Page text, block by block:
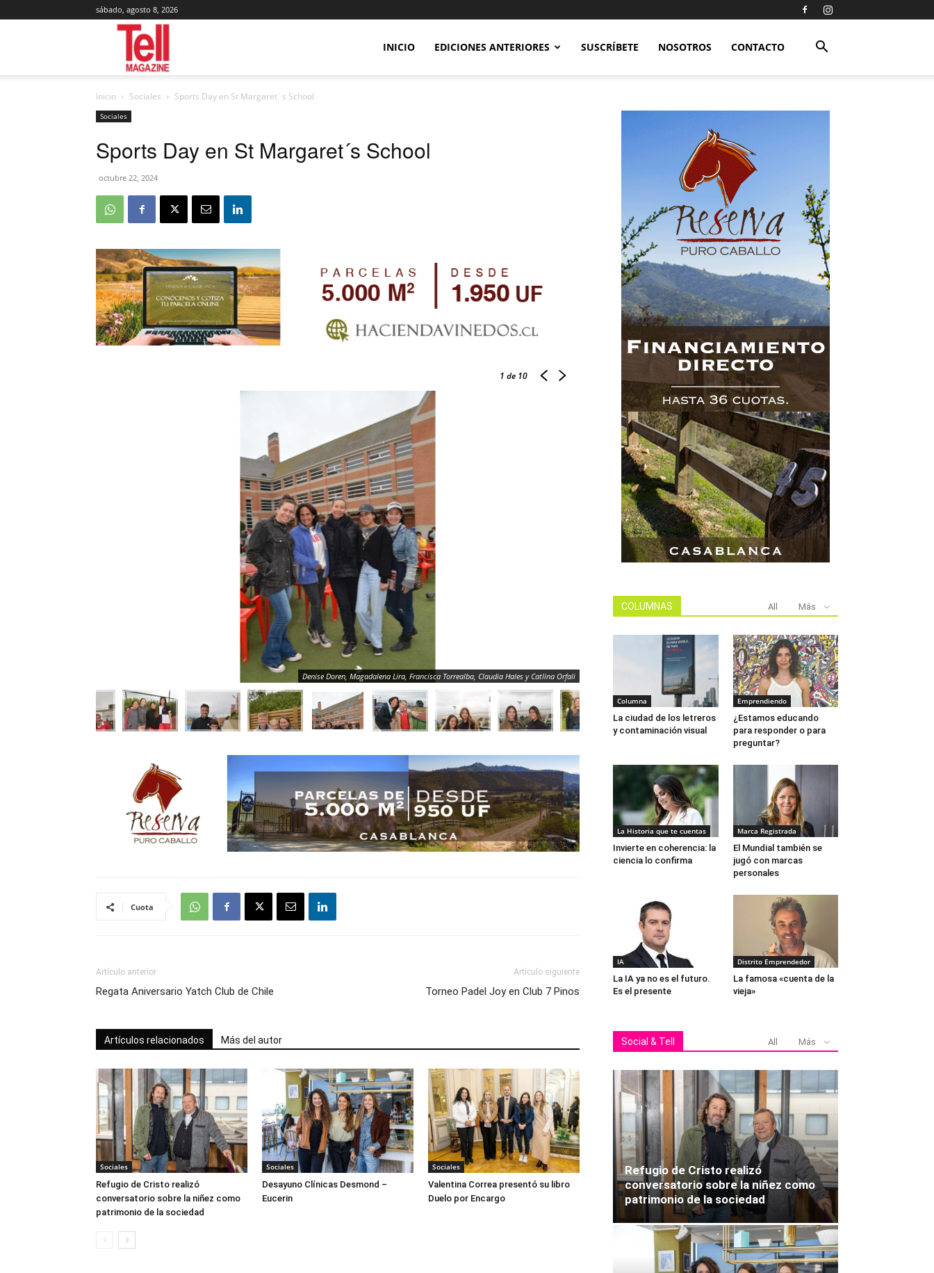
sábado, agosto 8, 2026
Magazine
INICIO EDICIONES ANTERIORES SUSCRÍBETE NOSOTROS CONTACTO
Inicio Sociales Sports Day en St Margaret´s School
Sociales
Sports Day en St Margaret´s School
octubre 22, 2024
1 de 10
Denise Doren, Magadalena Lira, Francisca Torrealba, Claudia Hales y Catlina Orfali
Cuota
Artículo anterior
Regata Aniversario Yatch Club de Chile
Artículo siguiente
Torneo Padel Joy en Club 7 Pinos
Artículos relacionados Más del autor
Sociales
Refugio de Cristo realizó
conversatorio sobre la niñez como
patrimonio de la sociedad
Sociales
Desayuno Clínicas Desmond –
Eucerin
Sociales
Valentina Correa presentó su libro
Duelo por Encargo
COLUMNAS All Más
Columna
La ciudad de los letreros
y contaminación visual
Emprendiendo
¿Estamos educando
para responder o para
preguntar?
La Historia que te cuentas
Invierte en coherencia: la
ciencia lo confirma
Marca Registrada
El Mundial también se
jugó con marcas
personales
IA
La IA ya no es el futuro.
Es el presente
Distrito Emprendedor
La famosa «cuenta de la
vieja»
Social & Tell All Más
Refugio de Cristo realizó
conversatorio sobre la niñez como
patrimonio de la sociedad